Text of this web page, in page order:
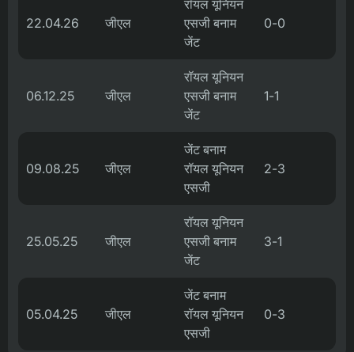
22.04.26 जीएल
रॉयल यूनियन
एसजी बनाम
जेंट
0-0
06.12.25 जीएल
रॉयल यूनियन
एसजी बनाम
जेंट
1-1
09.08.25 जीएल
जेंट बनाम
रॉयल यूनियन
एसजी
2-3
25.05.25 जीएल
रॉयल यूनियन
एसजी बनाम
जेंट
3-1
05.04.25 जीएल
जेंट बनाम
रॉयल यूनियन
एसजी
0-3